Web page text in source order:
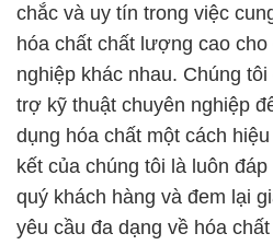
chắc và uy tín trong việc
hóa chất chất lượng cao cho
nghiệp khác nhau. Chúng
trợ kỹ thuật chuyên nghiệp
dụng hóa chất một cách
kết của chúng tôi là luôn
quý khách hàng và đem lại
yêu cầu đa dạng về hóa